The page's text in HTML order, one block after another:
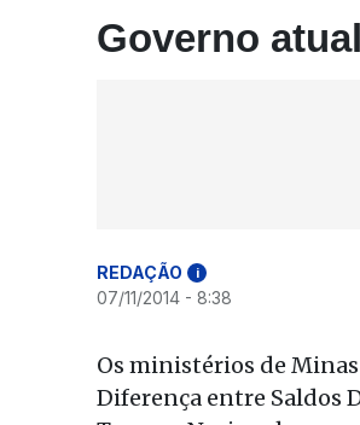
Governo
REDAÇÃO i
07/11/2014 - 8:38
Os ministérios de Minas
Diferença entre Saldos